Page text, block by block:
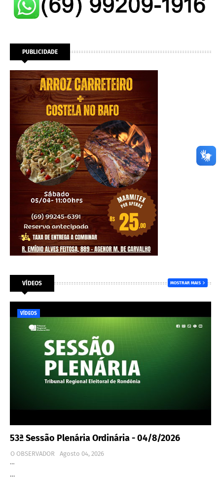
PUBLICIDADE
VÍDEOS MOSTRAR MAIS
VÍDEOS
53ª Sessão Plenária Ordinária - 04/8/2026
O OBSERVADOR
Agosto 04, 2026
…
…